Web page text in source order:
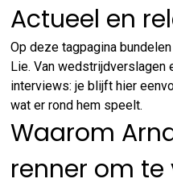
Actueel en
Op deze tagpagina
Lie. Van wedstrijdverslagen
interviews: je blijft hier
wat er rond hem speelt.
Waarom
renner om te